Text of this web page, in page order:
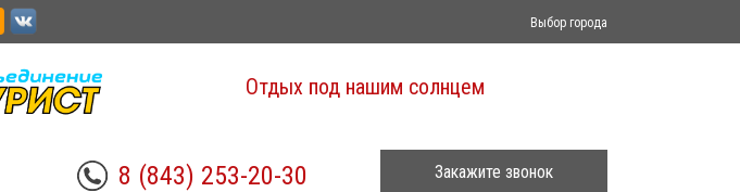
Выбор города
Отдых под нашим солнцем
Закажите звонок
8 (843) 253-20-30